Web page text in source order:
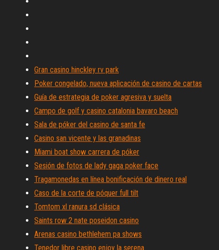
Gran casino hinckley rv park
Poker congelado, nueva aplicación de casino de cartas
Guía de estrategia de poker agresiva y suelta
Campo de golf y casino catalonia bavaro beach
Sala de póker del casino de santa fe
Casino san vicente y las granadinas
Miami boat show carrera de póker
Sesión de fotos de lady gaga poker face
Tragamonedas en línea bonificación de dinero real
Caso de la corte de póquer full tilt
Tomtom xl ranura sd clásica
Saints row 2 nate poseidon casino
Arenas casino bethlehem pa shows
Tenedor libre casino enjoy la serena